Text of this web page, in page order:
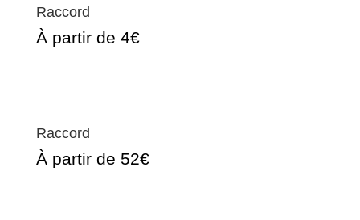
Raccord
À partir de 4€
Raccord
À partir de 52€